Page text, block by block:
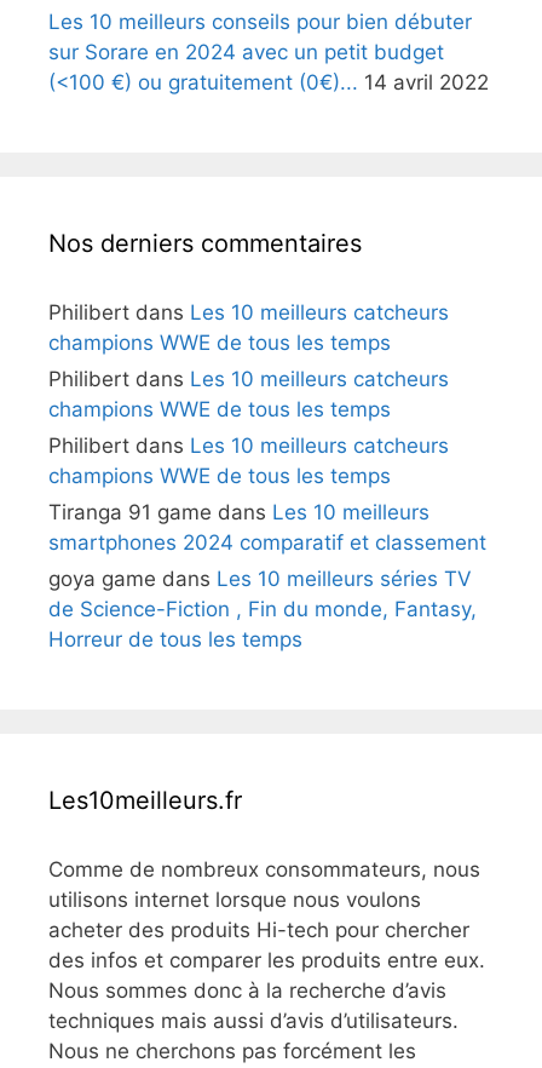
Les 10 meilleurs conseils pour bien débuter
sur Sorare en 2024 avec un petit budget
(<100 €) ou gratuitement (0€)... 14 avril 2022
Nos derniers commentaires
Philibert dans Les 10 meilleurs catcheurs
champions WWE de tous les temps
Philibert dans Les 10 meilleurs catcheurs
champions WWE de tous les temps
Philibert dans Les 10 meilleurs catcheurs
champions WWE de tous les temps
Tiranga 91 game dans Les 10 meilleurs
smartphones 2024 comparatif et classement
goya game dans Les 10 meilleurs séries TV
de Science-Fiction , Fin du monde, Fantasy,
Horreur de tous les temps
Les10meilleurs.fr
Comme de nombreux consommateurs, nous
utilisons internet lorsque nous voulons
acheter des produits Hi-tech pour chercher
des infos et comparer les produits entre eux.
Nous sommes donc à la recherche d’avis
techniques mais aussi d’avis d’utilisateurs.
Nous ne cherchons pas forcément les